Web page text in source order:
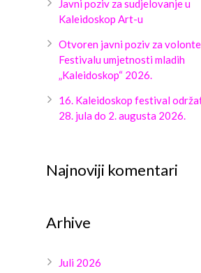
Javni poziv za sudjelovanje u
Kaleidoskop Art-u
Otvoren javni poziv za
Festivalu umjetnosti mladih
„Kaleidoskop“ 2026.
16. Kaleidoskop festival
28. jula do 2. augusta 2026.
Najnoviji komentari
Arhive
Juli 2026